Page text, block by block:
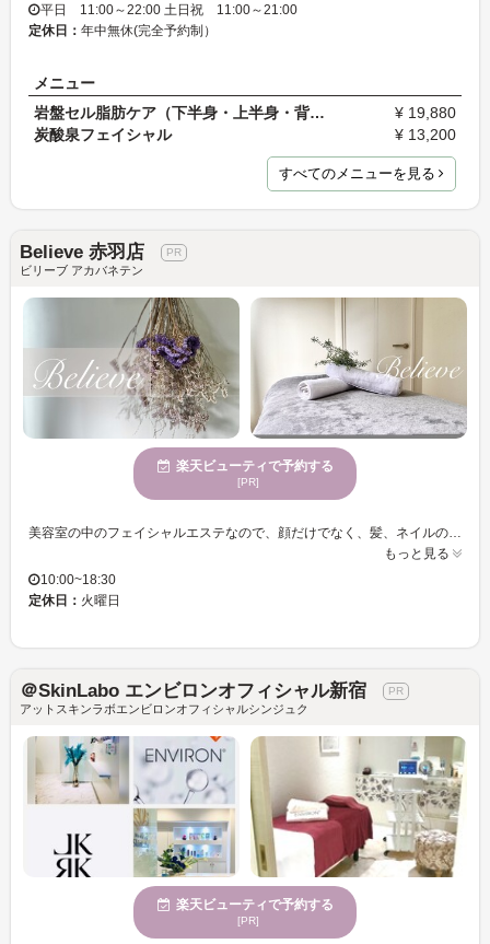
平日 11:00～22:00 土日祝 11:00～21:00
定休日： 年中無休(完全予約制）
メニュー
岩盤セル脂肪ケア（下半身・上半身・背面）
¥ 19,880
炭酸泉フェイシャル
¥ 13,200
すべてのメニューを見る
Believe 赤羽店
ビリーブ アカバネテン
楽天ビューティで予約する
[PR]
もっと見る
10:00~18:30
定休日： 火曜日
＠SkinLabo エンビロンオフィシャル新宿
アットスキンラボエンビロンオフィシャルシンジュク
楽天ビューティで予約する
[PR]